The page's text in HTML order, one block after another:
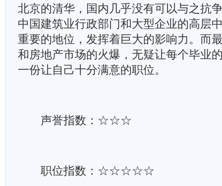
北京的清华，国内几乎没有可以与之抗
中国建筑业行政部门和大型企业的高层
重要的地位，发挥着巨大的影响力。而
和房地产市场的火爆，无疑让每个毕业
一份让自己十分满意的职位。
声誉指数：☆☆☆
职位指数：☆☆☆☆☆